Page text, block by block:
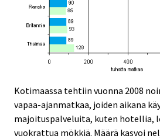
Kotimaassa tehtiin vuonna 2008
vapaa-ajanmatkaa, joiden aikana
majoituspalveluita, kuten hotellia,
vuokrattua mökkiä. Määrä kasvoi